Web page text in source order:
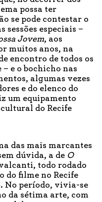
possa ter
se pode contestar o
sessões especiais –
Jovem, aos
muitos anos, na
encontro de todos os
– e o bochicho nas
algumas vezes
e do elenco do
um equipamento
do Recife
das mais marcantes
dúvida, a de O
todo rodado
do filme no Recife
No período, vivia-se
da sétima arte, com